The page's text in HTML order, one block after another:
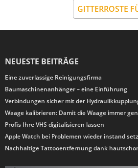
GITTERROSTE
NEUESTE BEITRÄGE
Eine zuverlässige Reinigungsfirma
Baumaschinenanhänger – eine Einführung
Verbindungen sicher mit der
Waage kalibrieren: Damit die Waage immer
Profis Ihre VHS digitalisieren lassen
Apple Watch bei Problemen wieder instand
Nachhaltige Tattooentfernung dank